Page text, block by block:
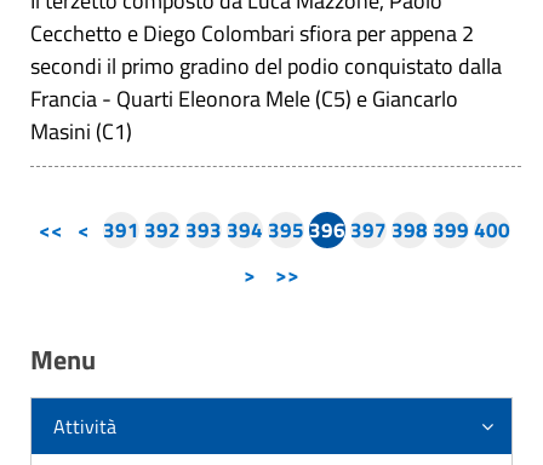
Cecchetto e Diego Colombari sfiora per appena 2
secondi il primo gradino del podio conquistato dalla
Francia - Quarti Eleonora Mele (C5) e Giancarlo
Masini (C1)
<< < 391 392 393 394 395396 397 398 399400
>
>>
Menu
Attività